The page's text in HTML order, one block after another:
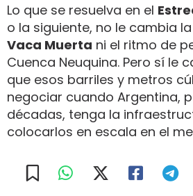
Lo que se resuelva en el
o la siguiente, no le cambia
Vaca Muerta ni el ritmo de
Cuenca Neuquina. Pero sí le
que esos barriles y metros
negociar cuando Argentina,
décadas, tenga la
colocarlos en escala en el